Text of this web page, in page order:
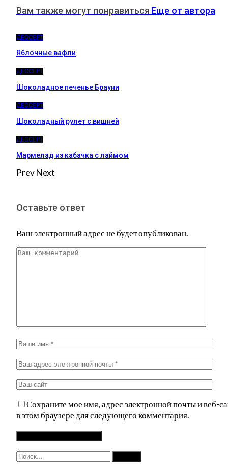
Вам также могут понравиться Еще от автора
ДЕССЕРТ
Яблочные вафли
ДЕССЕРТ
Шоколадное печенье Брауни
ДЕССЕРТ
Шоколадный рулет с вишней
ДЕССЕРТ
Мармелад из кабачка с лаймом
PrevNext
Оставьте ответ
Ваш электронный адрес не будет опубликован.
Сохраните мое имя, адрес электронной почты и веб-
в этом браузере для следующего комментария.